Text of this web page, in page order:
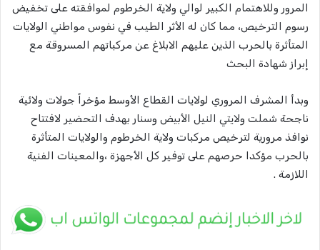
المرور وللاهتمام الكبير لوالي ولاية الخرطوم لموافقته على تخفيض
رسوم الترخيص، مما كان له الأثر الطيب في نفوس مواطني الولايات
المتأثرة بالحرب الذين عليهم الابلاغ عن مركباتهم المسروقة مع
إبراز شهادة البحث
وبدأ المشرف المروري لولايات القطاع الأوسط مؤخراً جولات ولائية
ناجحة شملت ولايتي النيل الأبيض وسنار بهدف التحضير لافتتاح
نوافذ مرورية لترخيص مركبات ولاية الخرطوم والولايات المتأثرة
بالحرب مؤكدا حرصهم على توفير كل الأجهزة ،والمعينات الفنية
اللازمة .